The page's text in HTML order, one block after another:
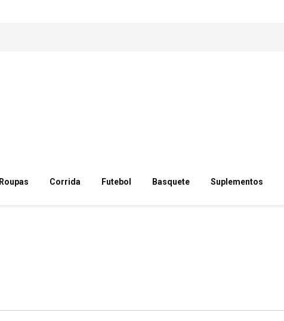
Roupas Corrida Futebol Basquete Suplementos